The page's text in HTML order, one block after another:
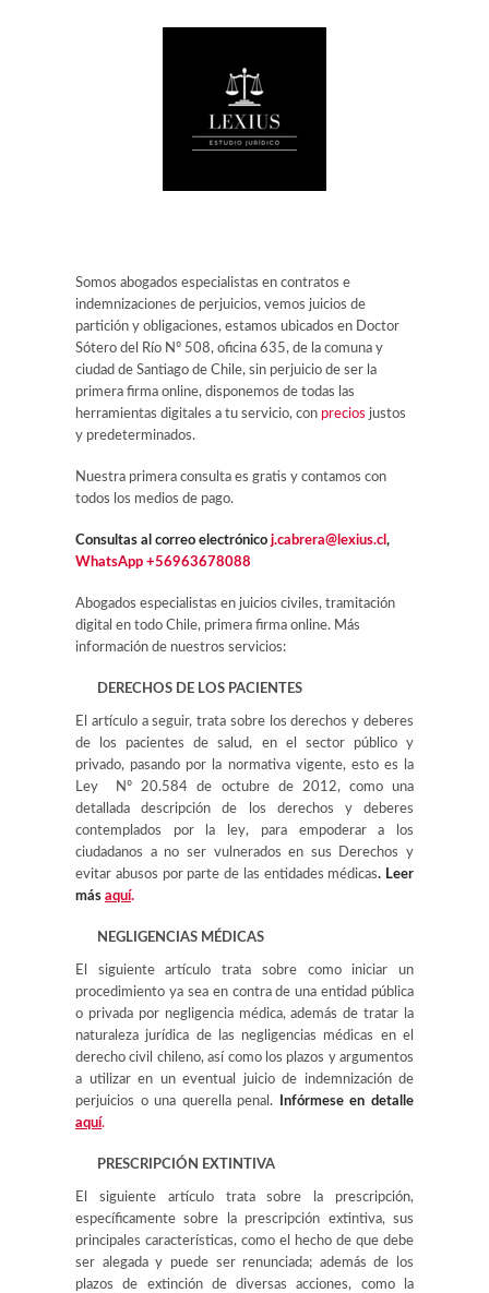
Somos abogados especialistas en contratos e
indemnizaciones de perjuicios, vemos juicios de
partición y obligaciones, estamos ubicados en Doctor
Sótero del Río Nº 508, oficina 635, de la comuna y
ciudad de Santiago de Chile, sin perjuicio de ser la
primera firma online, disponemos de todas las
herramientas digitales a tu servicio, con precios justos
y predeterminados.
Nuestra primera consulta es gratis y contamos con
todos los medios de pago.
Consultas al correo electrónico j.cabrera@lexius.cl ,
WhatsApp +56963678088
Abogados especialistas en juicios civiles, tramitación
digital en todo Chile, primera firma online. Más
información de nuestros servicios:
DERECHOS DE LOS PACIENTES
El artículo a seguir, trata sobre los derechos y deberes
de los pacientes de salud, en el sector público y
privado, pasando por la normativa vigente, esto es la
Ley Nº 20.584 de octubre de 2012, como una
detallada descripción de los derechos y deberes
contemplados por la ley, para empoderar a los
ciudadanos a no ser vulnerados en sus Derechos y
evitar abusos por parte de las entidades médicas. Leer
más aquí.
NEGLIGENCIAS MÉDICAS
El siguiente artículo trata sobre como iniciar un
procedimiento ya sea en contra de una entidad pública
o privada por negligencia médica, además de tratar la
naturaleza jurídica de las negligencias médicas en el
derecho civil chileno, así como los plazos y argumentos
a utilizar en un eventual juicio de indemnización de
perjuicios o una querella penal.
Infórmese en detalle
aquí.
PRESCRIPCIÓN EXTINTIVA
El siguiente artículo trata sobre la prescripción,
específicamente sobre la prescripción extintiva, sus
principales características, como el hecho de que debe
ser alegada y puede ser renunciada; además de los
plazos de extinción de diversas acciones, como la